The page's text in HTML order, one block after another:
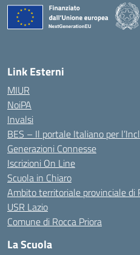
Link Esterni
MIUR
NoiPA
Invalsi
BES – Il portale Italiano per
Generazioni Connesse
Iscrizioni On Line
Scuola in Chiaro
Ambito territoriale provinciale di
USR Lazio
Comune di Rocca Priora
La Scuola